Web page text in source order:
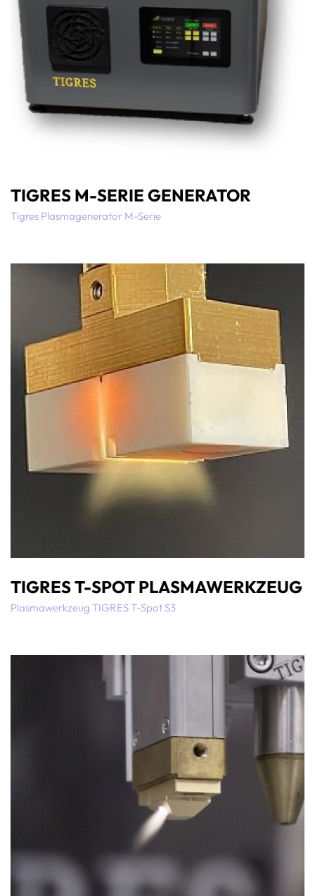
TIGRES M-SERIE GENERATOR
Tigres Plasmagenerator M-Serie
TIGRES T-SPOT PLASMAWERKZEUG
Plasmawerkzeug TIGRES T-Spot S3